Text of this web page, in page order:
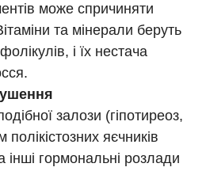
може спричиняти
та мінерали беруть
і їх нестача
залози (гіпотиреоз,
яєчників
гормональні розлади